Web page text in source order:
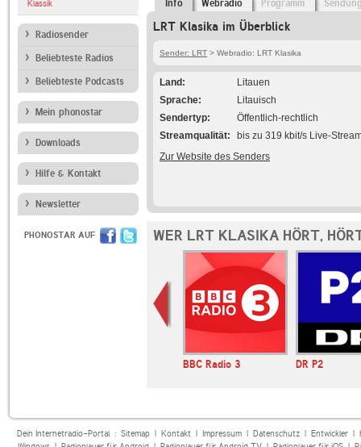
Klassik
Radiosender
Beliebteste Radios
Beliebteste Podcasts
Mein phonostar
Downloads
Hilfe & Kontakt
Newsletter
PHONOSTAR AUF
Info Webradio Programm
LRT Klasika im Überblick
Sender: LRT > Webradio: LRT Klasika
Land
Litauen
Sprache
Litauisch
Sendertyp
Öffentlich-rechtlich
Streamqualität
bis zu 319 kbit/s Live-
Zur Website des Senders
WER LRT KLASIKA HÖRT,
BBC Radio 3 DR P2
Dein Internetradio-Portal : Sitemap| Kontakt| Impressum| Datenschutz| Entwickler|